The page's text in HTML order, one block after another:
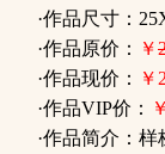
·作品尺寸：
·作品原价：
￥
·作品现价：
￥
·作品VIP价：
·作品简介： 样